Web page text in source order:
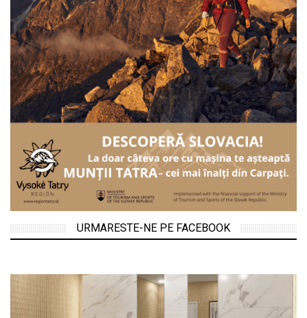
URMARESTE-NE PE FACEBOOK